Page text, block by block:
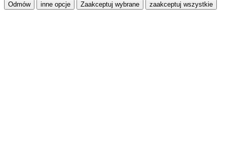
Odmów inne opcje Zaakceptuj wybrane zaakceptuj wszystkie